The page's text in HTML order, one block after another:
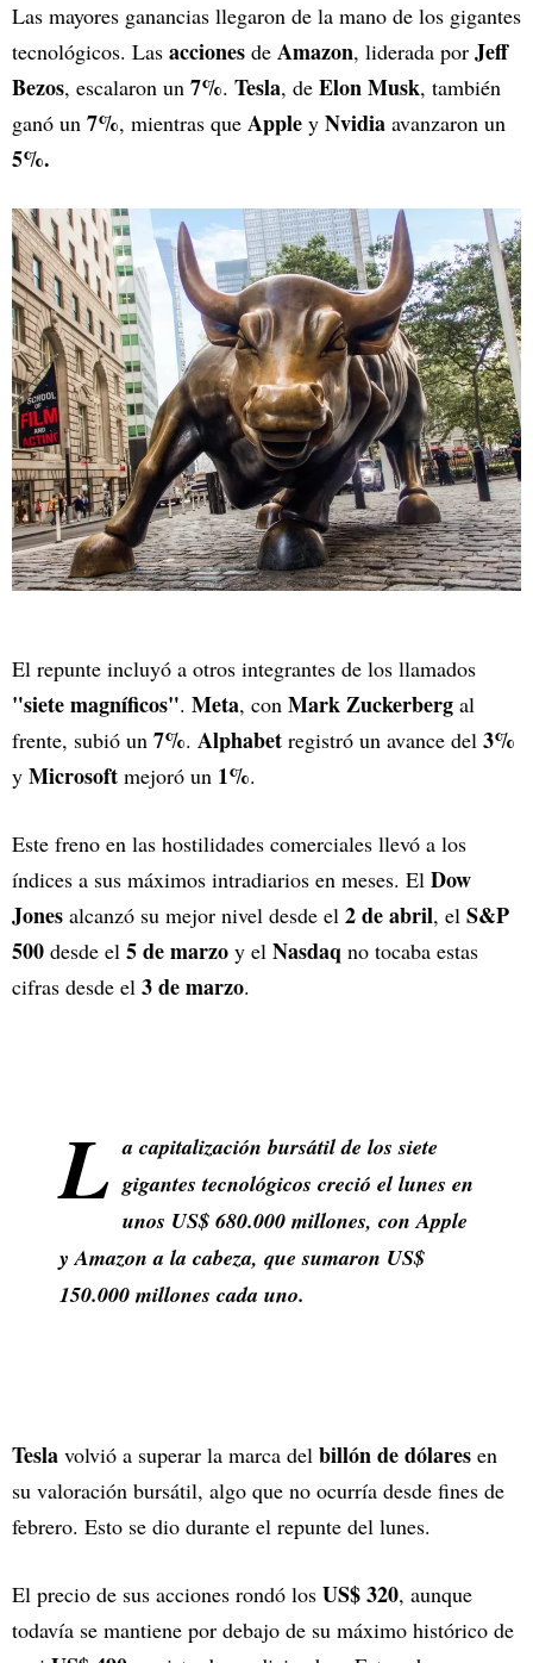
Las mayores ganancias llegaron de la mano de los gigantes
tecnológicos. Las acciones de Amazon, liderada por Jeff
Bezos, escalaron un 7%. Tesla, de Elon Musk, también
ganó un 7%, mientras que Apple y Nvidia avanzaron un
5%.
El repunte incluyó a otros integrantes de los llamados
"siete magníficos". Meta, con Mark Zuckerberg al
frente, subió un 7%. Alphabet registró un avance del 3%
y Microsoft mejoró un 1%.
Este freno en las hostilidades comerciales llevó a los
índices a sus máximos intradiarios en meses. El Dow
Jones alcanzó su mejor nivel desde el 2 de abril, el S&P
500 desde el 5 de marzo y el Nasdaq no tocaba estas
cifras desde el 3 de marzo.
L a capitalización bursátil de los siete
gigantes tecnológicos creció el lunes en
unos US$ 680.000 millones, con Apple
y Amazon a la cabeza, que sumaron US$
150.000 millones cada uno.
Tesla volvió a superar la marca del billón de dólares en
su valoración bursátil, algo que no ocurría desde fines de
febrero. Esto se dio durante el repunte del lunes.
El precio de sus acciones rondó los US$ 320, aunque
todavía se mantiene por debajo de su máximo histórico de